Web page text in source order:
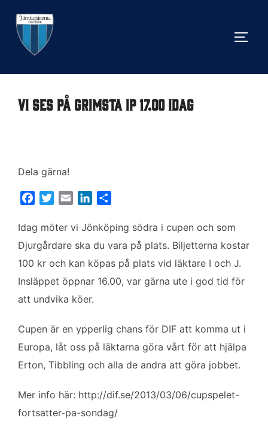
innehåll
Vi ses på Grimsta IP 17.00 idag
Dela gärna!
c
e
o
o
k
i
t
e
r
a
n
k
d
I
n
l
a
Idag möter vi Jönköping södra i cupen och som
Djurgårdare ska du vara på plats. Biljetterna kostar
100 kr och kan köpas på plats vid läktare I och J.
Insläppet öppnar 16.00, var gärna ute i god tid för
att undvika köer.
Cupen är en ypperlig chans för DIF att komma ut i
Europa, låt oss på läktarna göra vårt för att hjälpa
Erton, Tibbling och alla de andra att göra jobbet.
Mer info här: http://dif.se/2013/03/06/cupspelet-
fortsatter-pa-sondag/